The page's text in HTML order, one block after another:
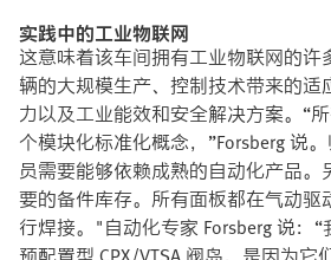
实践中的工业物联网
这意味着该车间拥有工业物联网的
辆的大规模生产、控制技术带来的适
力以及工业能效和安全解决方案。“
个模块化标准化概念，”Forsberg 说
员需要能够依赖成熟的自动化产品。
要的备件库存。所有面板都在气动驱
行焊接。"自动化专家 Forsberg 说：“